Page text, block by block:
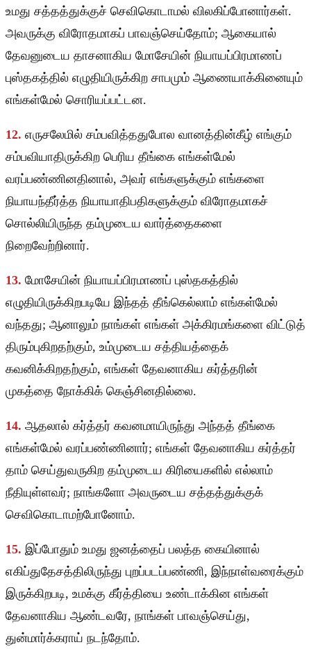
உமது சத்தத்துக்குச் செவிகொடாமல் விலகிப்போனார்கள்.
அவருக்கு விரோதமாகப் பாவஞ்செய்தோம்; ஆகையால்
தேவனுடைய தாசனாகிய மோசேயின் நியாயப்பிரமாணப்
புஸ்தகத்தில் எழுதியிருக்கிற சாபமும் ஆணையாக்கினையும்
எங்கள்மேல் சொரியப்பட்டன.
12. எருசலேமில் சம்பவித்ததுபோல வானத்தின்கீழ் எங்கும்
சம்பவியாதிருக்கிற பெரிய தீங்கை எங்கள்மேல்
வரப்பண்ணினதினால், அவர் எங்களுக்கும் எங்களை
நியாயந்தீர்த்த நியாயாதிபதிகளுக்கும் விரோதமாகச்
சொல்லியிருந்த தம்முடைய வார்த்தைகளை
நிறைவேற்றினார்.
13. மோசேயின் நியாயப்பிரமாணப் புஸ்தகத்தில்
எழுதியிருக்கிறபடியே இந்தத் தீங்கெல்லாம் எங்கள்மேல்
வந்தது; ஆனாலும் நாங்கள் எங்கள் அக்கிரமங்களை விட்டுத்
திரும்புகிறதற்கும், உம்முடைய சத்தியத்தைக்
கவனிக்கிறதற்கும், எங்கள் தேவனாகிய கர்த்தரின்
முகத்தை நோக்கிக் கெஞ்சினதில்லை.
14. ஆதலால் கர்த்தர் கவனமாயிருந்து அந்தத் தீங்கை
எங்கள்மேல் வரப்பண்ணினார்; எங்கள் தேவனாகிய கர்த்தர்
தாம் செய்துவருகிற தம்முடைய கிரியைகளில் எல்லாம்
நீதியுள்ளவர்; நாங்களோ அவருடைய சத்தத்துக்குக்
செவிகொடாமற்போனோம்.
15. இப்போதும் உமது ஜனத்தைப் பலத்த கையினால்
எகிப்துதேசத்திலிருந்து புறப்படப்பண்ணி, இந்நாள்வரைக்கும்
இருக்கிறபடி, உமக்கு கீர்த்தியை உண்டாக்கின எங்கள்
தேவனாகிய ஆண்டவரே, நாங்கள் பாவஞ்செய்து,
துன்மார்க்கராய் நடந்தோம்.